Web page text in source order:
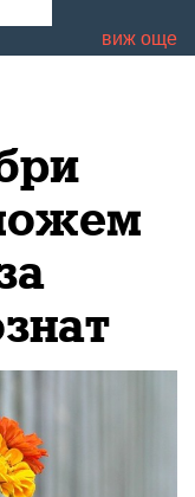
поток
като
виж още